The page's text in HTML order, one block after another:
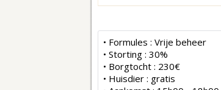
• Formules : Vrije beheer
• Storting : 30%
• Borgtocht : 230€
• Huisdier : gratis